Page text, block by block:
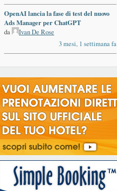
OpenAI lancia la fase di test del nuovo
Ads Manager per ChatGPT
da
Ivan De Rose
3 mesi, 1 settimana fa